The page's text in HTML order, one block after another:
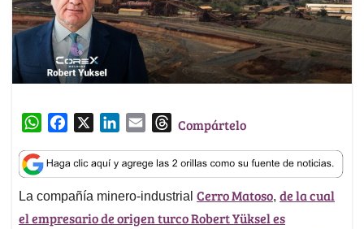
W
a
t
s
A
c
e
b
o
n
k
e
d
a
i
l
T
r
e
a
d
Compártelo
La compañía minero-industrial Cerro Matoso, de la cual
el empresario de origen turco Robert Yüksel es